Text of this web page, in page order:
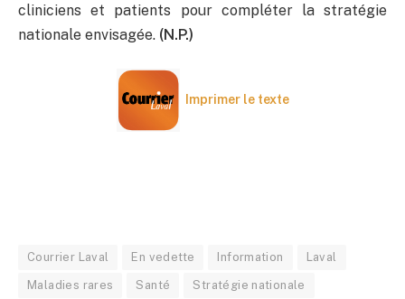
cliniciens et patients pour compléter la stratégie
nationale envisagée. (N.P.)
Imprimer le texte
Courrier Laval En vedette Information Laval
Maladies rares Santé Stratégie nationale